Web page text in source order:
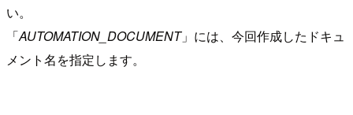
い。
「AUTOMATION_DOCUMENT」には、今回作成したドキュ
メント名を指定します。